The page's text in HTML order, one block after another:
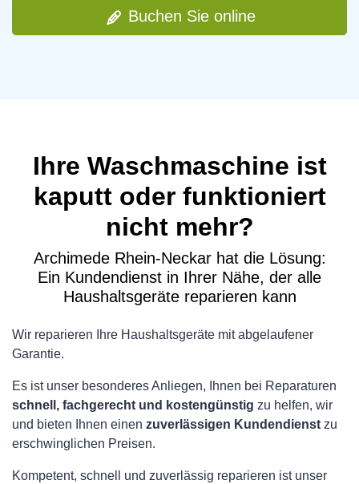
Buchen Sie online
Ihre Waschmaschine ist
kaputt oder funktioniert
nicht mehr?
Archimede Rhein-Neckar hat die Lösung:
Ein Kundendienst in Ihrer Nähe, der alle
Haushaltsgeräte reparieren kann
Wir reparieren Ihre Haushaltsgeräte mit abgelaufener
Garantie.
Es ist unser besonderes Anliegen, Ihnen bei Reparaturen
schnell, fachgerecht und kostengünstig zu helfen, wir
und bieten Ihnen einen zuverlässigen Kundendienst zu
erschwinglichen Preisen.
Kompetent, schnell und zuverlässig reparieren ist unser